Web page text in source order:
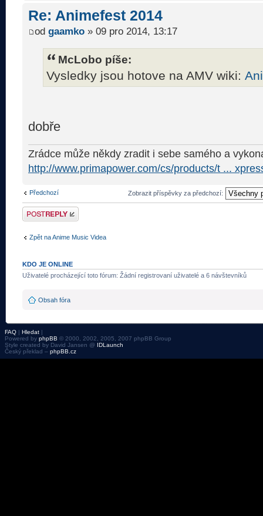
Re: Animefest 2014
od gaamko » 09 pro 2014, 13:17
McLobo píše:
Vysledky jsou hotove na AMV wiki:
dobře
Zrádce může někdy zradit i sebe samého a
http://www.primapower.com/cs/products/t ...
Předchozí Zobrazit příspěvky za předchozí:
Odeslat odpověď
Zpět na Anime Music Videa
KDO JE ONLINE
Uživatelé procházející toto fórum: Žádní registrovaní uživatelé a 6 návštevníků
Obsah fóra
FAQ | Hledat |
Powered by phpBB © 2000, 2002, 2005, 2007 phpBB Group
Style created by David Jansen @ IDLaunch
Český překlad – phpBB.cz